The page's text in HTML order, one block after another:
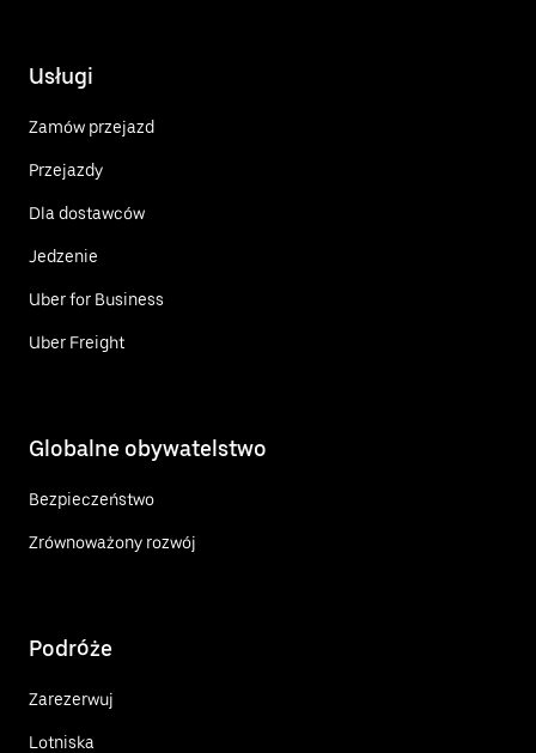
Usługi
Zamów przejazd
Przejazdy
Dla dostawców
Jedzenie
Uber for Business
Uber Freight
Globalne obywatelstwo
Bezpieczeństwo
Zrównoważony rozwój
Podróże
Zarezerwuj
Lotniska